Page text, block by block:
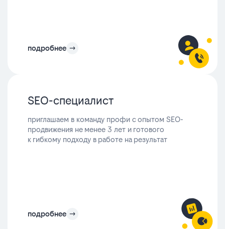
подробнее
SEO-специалист
приглашаем в команду профи с опытом SEO-
продвижения не менее 3 лет и готового
к гибкому подходу в работе на результат
подробнее